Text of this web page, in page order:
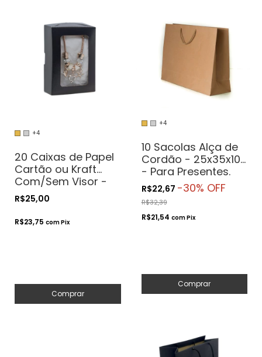
+4
20 Caixas de Papel
Cartão ou Kraft
Com/Sem Visor -
12x8x4 - Para
Presentes.
Cosméticos ou
Artesanatos
R$25,00
R$23,75 comPix
Comprar
+4
10 Sacolas Alça de
Cordão - 25x35x10
- Para Presentes.
Cosméticos ou
Artesanatos
R$22,67 -30% OFF
R$32,39
R$21,54 comPix
Comprar